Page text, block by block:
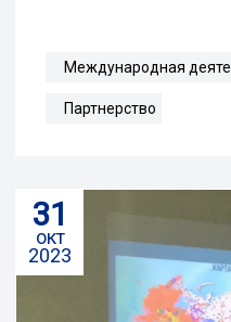
Международная
Партнерство
31
окт
2023